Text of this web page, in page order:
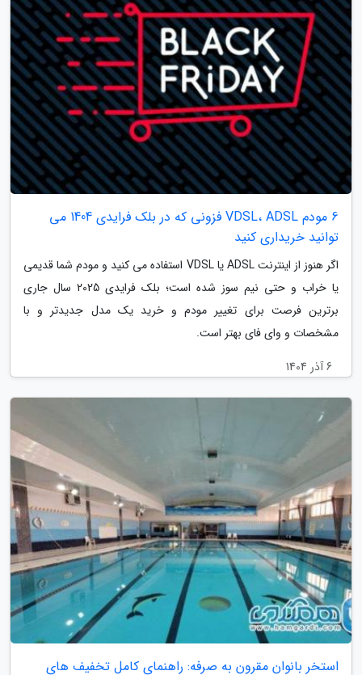
6 مودم VDSL، ADSL فزونی که در بلک فرایدی 1404 می
توانید خریداری کنید
اگر هنوز از اینترنت ADSL یا VDSL استفاده می کنید و مودم شما قدیمی
یا خراب و حتی نیم سوز شده است؛ بلک فرایدی 2025 سال جاری
برترین فرصت برای تغییر مودم و خرید یک مدل جدیدتر و با
مشخصات و وای فای بهتر است.
6 آذر 1404
استخر بانوان مقرون به صرفه: راهنمای کامل تخفیف های